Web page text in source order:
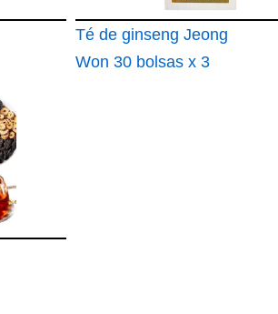
Té de ginseng Jeong
Won 30 bolsas x 3